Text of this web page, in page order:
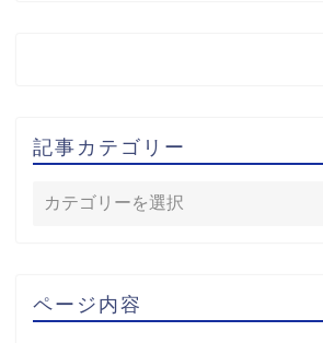
記事カテゴリー
ページ内容